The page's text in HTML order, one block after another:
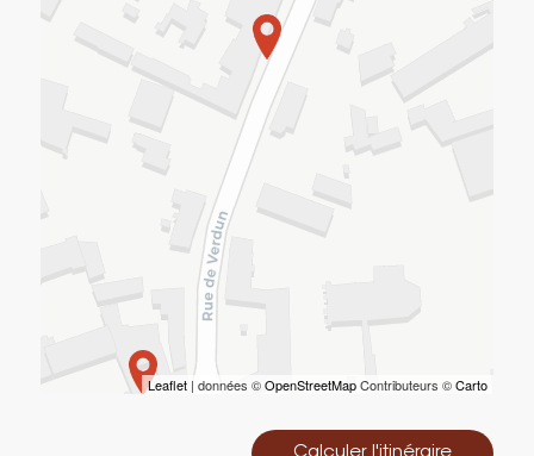
Leaflet | données ©OpenStreetMapContributeurs ©Carto
Calculer l'itinéraire